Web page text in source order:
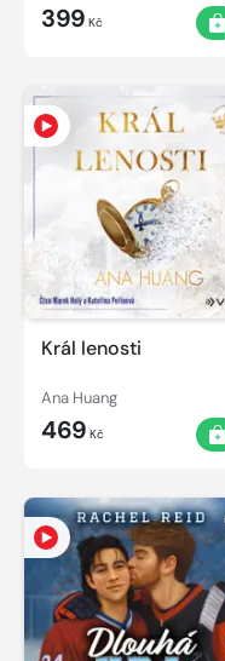
399 Kč
Král lenosti
Ana Huang
469 Kč